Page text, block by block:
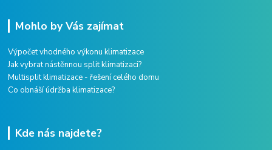
Mohlo by Vás zajímat
Výpočet vhodného výkonu klimatizace
Jak vybrat nástěnnou split klimatizaci?
Multisplit klimatizace - řešení celého domu
Co obnáší údržba klimatizace?
Kde nás najdete?